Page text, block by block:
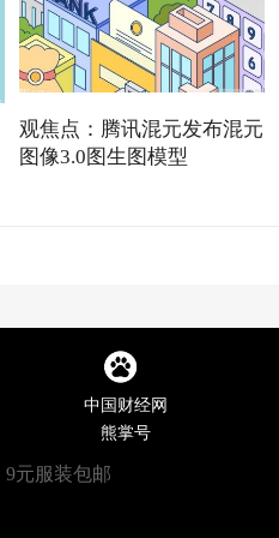
观焦点：腾讯混元发布混元
图像3.0图生图模型
中国财经网
熊掌号
9元服装包邮